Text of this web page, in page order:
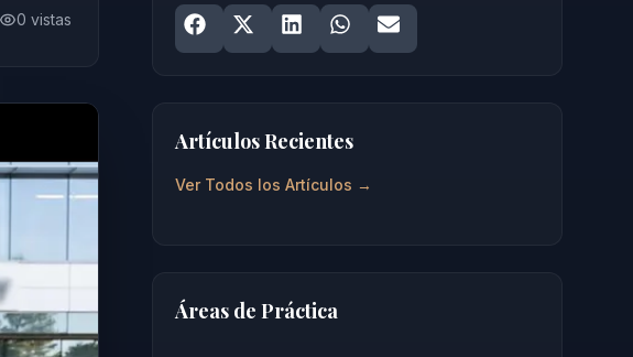
0 vistas
Share onFacebook
Share onX
Share onLinkedIn
Share onWhatsApp
Share on
Artículos Recientes
Ver Todos los Artículos →
Áreas de Práctica